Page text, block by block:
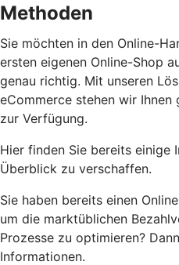
Methoden
Sie möchten in den Online-
ersten eigenen Online-Shop
genau richtig. Mit unseren
eCommerce stehen wir
zur Verfügung.
Hier finden Sie bereits einige
Überblick zu verschaffen.
Sie haben bereits einen
um die marktüblichen
Prozesse zu optimieren?
Informationen.